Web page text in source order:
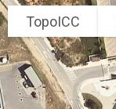
TopoICC